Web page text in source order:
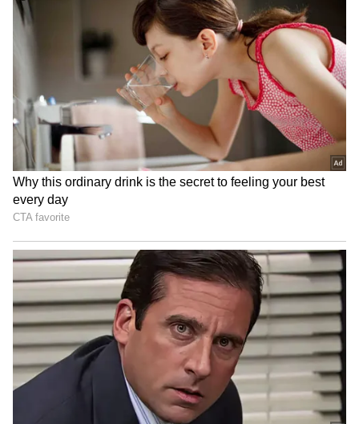
அதிகமான இனிப்புகள்:நீங்கள் அதிகமாக
இனிப்புகளை சாப்பிட்டால் அது உங்கள்
கல்லீரலுக்கு தீங்கு விளைவிக்கும். இனிப்பு
பொருட்களை உடைக்க கல்லீரல் கடினமாக
உழைக்க வேண்டும், எனவே அதை
அதிகமாக பயன்படுத்தினால்
எதிர்காலத்தில் கொழுப்பு கல்லீரல் நோய்
பிரச்சனை ஏற்படலாம்.
பிரேமலதா விஜயகாந்த் !